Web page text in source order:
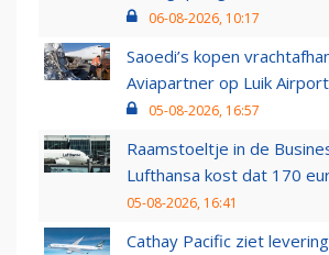
06-08-2026, 10:17
Saoedi’s kopen
Aviapartner op Luik Airport
05-08-2026, 16:57
Raamstoeltje in de
Lufthansa kost dat 170
05-08-2026, 16:41
Cathay Pacific ziet